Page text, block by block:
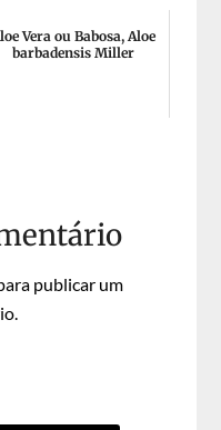
Vera ou Babosa, Aloe
barbadensis Miller
publicar um